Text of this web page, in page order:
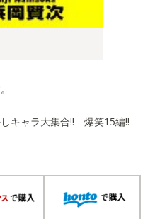
キャラ大集合!! 爆笑15編!!